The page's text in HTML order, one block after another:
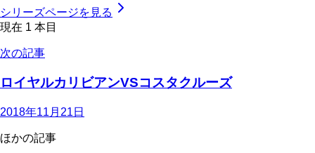
シリーズページを見る
現在 1 本目
次の記事
ロイヤルカリビアンVSコスタクルーズ
2018年11月21日
ほかの記事